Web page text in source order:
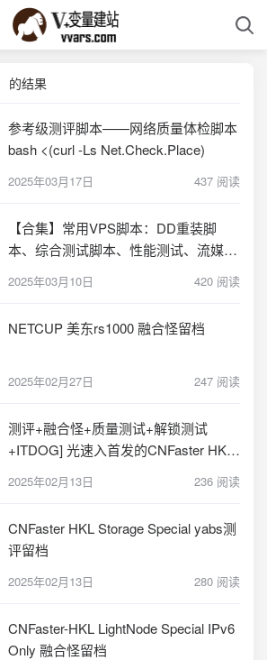
的结果
参考级测评脚本——网络质量体检脚本
bash <(curl -Ls Net.Check.Place)
2025年03月17日 437 阅读
【合集】常用VPS脚本：DD重装脚
本、综合测试脚本、性能测试、流媒体
功能脚本、一键安装常用环境及软件、
2025年03月10日 420 阅读
NETCUP 美东rs1000 融合怪留档
2025年02月27日 247 阅读
测评+融合怪+质量测试+解锁测试
+ITDOG] 光速入首发的CNFaster HK大
320HKD/年 (HK Storage Special)
2025年02月13日 236 阅读
CNFaster HKL Storage Special yabs测
评留档
2025年02月13日 280 阅读
CNFaster-HKL LightNode Special IPv6
Only 融合怪留档